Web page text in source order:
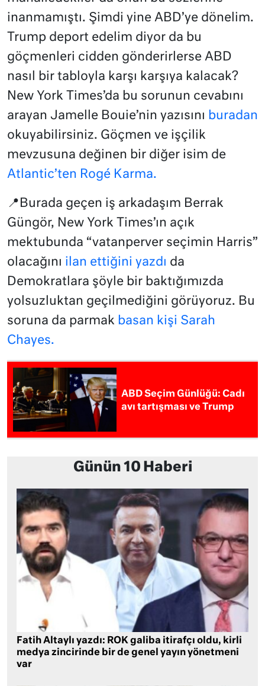
inanmamıştı. Şimdi yine ABD’ye dönelim.
Trump deport edelim diyor da bu
göçmenleri cidden gönderirlerse ABD
nasıl bir tabloyla karşı karşıya kalacak?
New York Times’da bu sorunun cevabını
arayan Jamelle Bouie’nin yazısını buradan
okuyabilirsiniz. Göçmen ve işçilik
mevzusuna değinen bir diğer isim de
Atlantic’ten Rogé Karma.
📍Burada geçen iş arkadaşım Berrak
Güngör, New York Times’ın açık
mektubunda “vatanperver seçimin Harris”
olacağını ilan ettiğini yazdı da
Demokratlara şöyle bir baktığımızda
yolsuzluktan geçilmediğini görüyoruz. Bu
soruna da parmak basan kişi Sarah
Chayes.
ABD Seçim Günlüğü: Cadı
avı tartışması ve Trump
Günün 10 Haberi
Fatih Altaylı yazdı: ROK galiba itirafçı oldu, kirli
medya zincirinde bir de genel yayın yönetmeni
var